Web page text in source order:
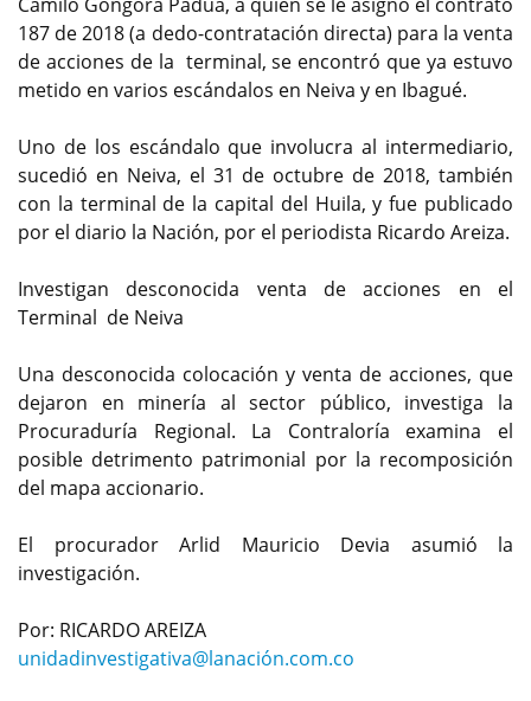
187 de 2018 (a dedo-contratación directa) para la venta
de acciones de la terminal, se encontró que ya estuvo
metido en varios escándalos en Neiva y en Ibagué.
Uno de los escándalo que involucra al intermediario,
sucedió en Neiva, el 31 de octubre de 2018, también
con la terminal de la capital del Huila, y fue publicado
por el diario la Nación, por el periodista Ricardo Areiza.
Investigan desconocida venta de acciones en el
Terminal de Neiva
Una desconocida colocación y venta de acciones, que
dejaron en minería al sector público, investiga la
Procuraduría Regional. La Contraloría examina el
posible detrimento patrimonial por la recomposición
del mapa accionario.
El procurador Arlid Mauricio Devia asumió la
investigación.
Por: RICARDO AREIZA
unidadinvestigativa@lanación.com.co